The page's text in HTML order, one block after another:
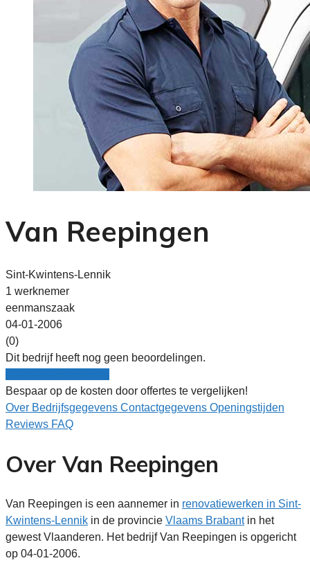
Van Reepingen
Sint-Kwintens-Lennik
1 werknemer
eenmanszaak
04-01-2006
(0)
Dit bedrijf heeft nog geen beoordelingen.
Bespaar op de kosten door offertes te vergelijken!
Over Bedrijfsgegevens Contactgegevens Openingstijden
Reviews FAQ
Over Van Reepingen
Van Reepingen is een aannemer in renovatiewerken in Sint-
Kwintens-Lennik in de provincie Vlaams Brabantin het
gewest Vlaanderen. Het bedrijf Van Reepingen is opgericht
op 04-01-2006.